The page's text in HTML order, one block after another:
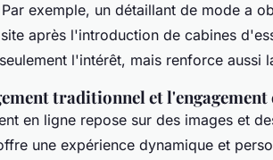
exemple, un détaillant de mode a
après l'introduction de cabines
l'intérêt, mais renforce aussi
traditionnel et l'engagement
en ligne repose sur des images et
une expérience dynamique et